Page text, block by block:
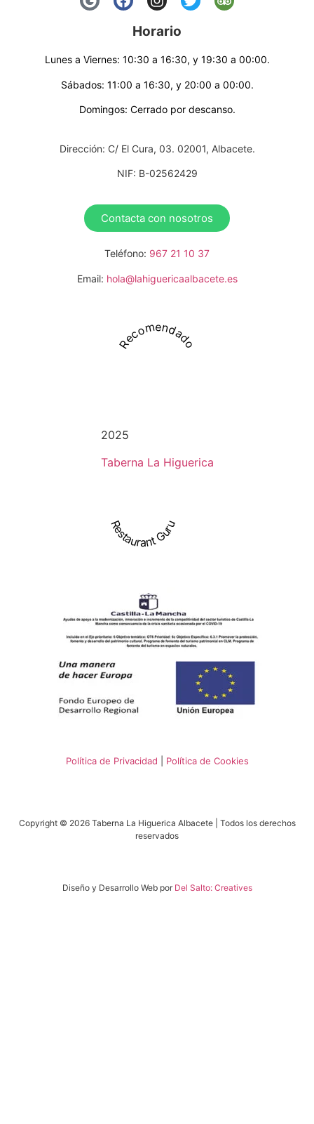
Horario
Lunes a Viernes: 10:30 a 16:30, y 19:30 a 00:00.
Sábados: 11:00 a 16:30, y 20:00 a 00:00.
Domingos: Cerrado por descanso.
Dirección: C/ El Cura, 03. 02001, Albacete.
NIF: B-02562429
Contacta con nosotros
Teléfono: 967 21 10 37
Email: hola@lahiguericaalbacete.es
Recomendado
2025
Taberna La Higuerica
Restaurant Guru
Política de Privacidad Política de Cookies
Copyright © 2026 Taberna La Higuerica Albacete | Todos los derechos
reservados
Diseño y Desarrollo Web por Del Salto: Creatives